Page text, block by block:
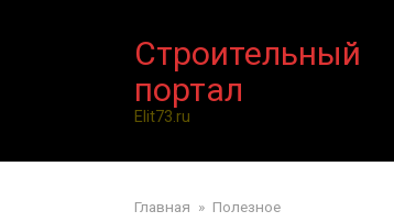
Строительный
портал
Elit73.ru
Главная » Полезное